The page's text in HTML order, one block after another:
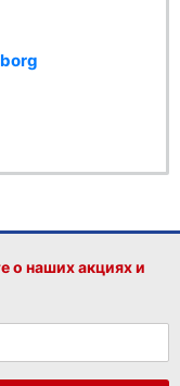
о наших акциях и